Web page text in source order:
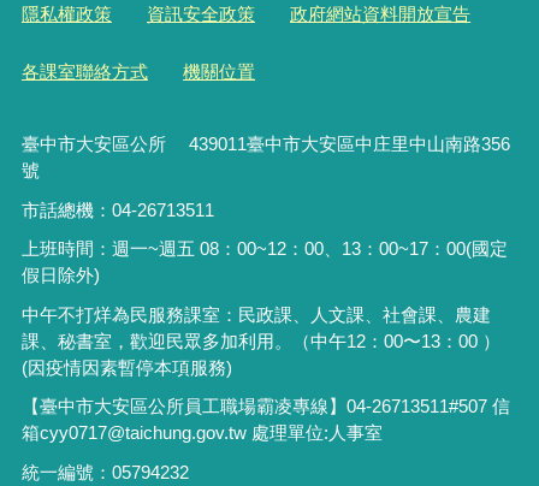
隱私權政策 資訊安全政策 政府網站資料開放宣告
各課室聯絡方式 機關位置
臺中市大安區公所 439011臺中市大安區中庄里中山南路356
號
市話總機：04-26713511
上班時間：週一~週五 08：00~12：00、13：00~17：00(國定
假日除外)
中午不打烊為民服務課室：民政課、人文課、社會課、農建
課、秘書室，歡迎民眾多加利用。（中午12：00〜13：00 ）
(因疫情因素暫停本項服務)
【臺中市大安區公所員工職場霸凌專線】04-26713511#507 信
箱cyy0717@taichung.gov.tw 處理單位:人事室
統一編號：05794232